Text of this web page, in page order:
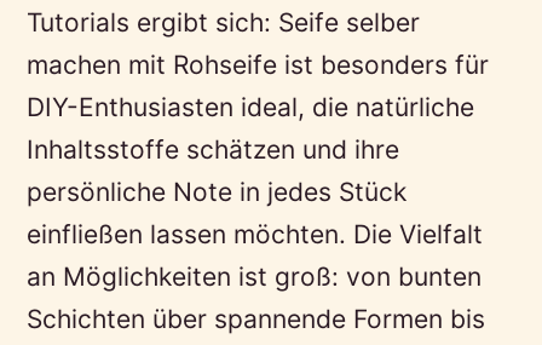
Tutorials ergibt sich: Seife selber
machen mit Rohseife ist besonders für
DIY-Enthusiasten ideal, die natürliche
Inhaltsstoffe schätzen und ihre
persönliche Note in jedes Stück
einfließen lassen möchten. Die Vielfalt
an Möglichkeiten ist groß: von bunten
Schichten über spannende Formen bis